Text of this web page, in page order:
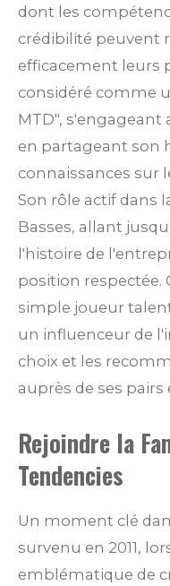
dont les
crédibilité peuvent
efficacement leurs
considéré comme
MTD", s'engageant
en partageant son
connaissances sur
Son rôle actif dans
Basses, allant
l'histoire de
position respectée.
simple joueur
un influenceur de
choix et les
auprès de ses
Rejoindre la
Tendencies
Un moment clé
survenu en 2011,
emblématique de